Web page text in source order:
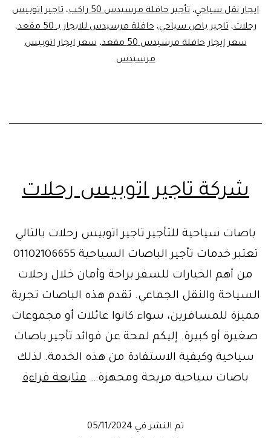
ايجار نقل سياحي، تأجير حافلة مرسيدس 50 راكب ، تاجير اتوبيس
رحلات،تاجير باص سياحي،حافلة مرسيدس للايجار بـ 50 مقعد
،
سعر إيجار حافلة مرسيدس 50 مقعد
،سعر ايجار اتوبيس
مرسيدس
شركة تاجير اتوبيس رحلات
باصات سياحية للتأجير تاجير اتوبيس رحلات بالتالي
تعتبر خدمات تأجير الباصات السياحية 01102106655
من أهم الخيارات للسفر براحة وأمان خلال رحلات
السياحة والنقل الجماعي. تقدم هذه الباصات تجربة
مميزة للمسافرين، سواء كانوا عائلات أو مجموعات
صغيرة أو كبيرة. إليكم لمحة عن فوائد تأجير باصات
سياحية وكيفية الاستفادة من هذه الخدمة. لذلك
باصات سياحية مريحة ومجهزة:… متابعة قراءة
تم النشر في 05/11/2024